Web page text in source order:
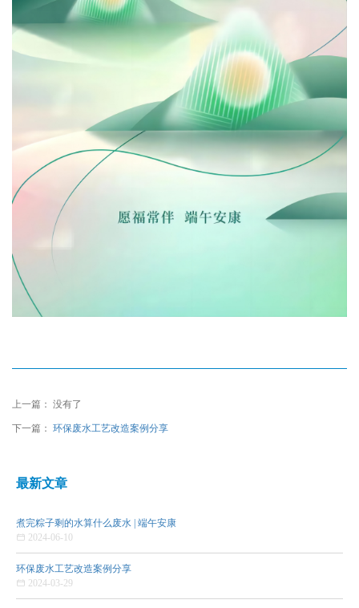
上一篇： 没有了
下一篇： 环保废水工艺改造案例分享
最新文章
煮完粽子剩的水算什么废水 | 端午安康
 2024-06-10
环保废水工艺改造案例分享
 2024-03-29